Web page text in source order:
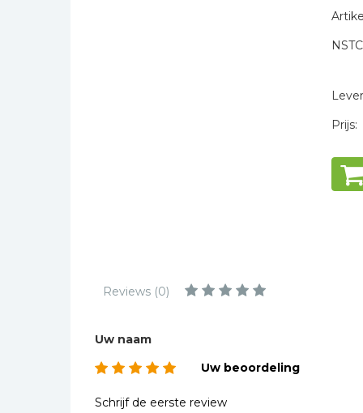
Prijs:
Reviews (0)
Uw naam
Uw beoordeling
Schrijf de eerste review